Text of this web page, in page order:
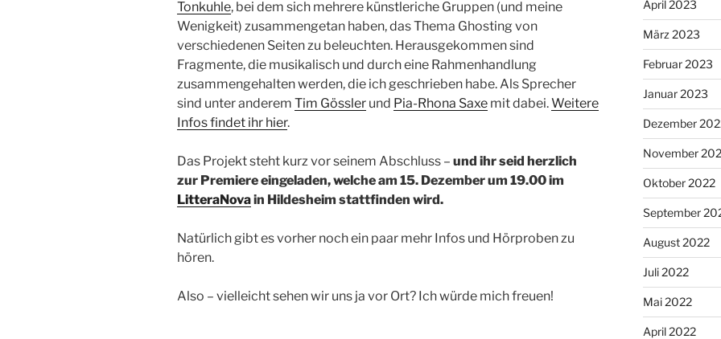
Tonkuhle, bei dem sich mehrere künstleriche Gruppen (und meine
Wenigkeit) zusammengetan haben, das Thema Ghosting von
verschiedenen Seiten zu beleuchten. Herausgekommen sind
Fragmente, die musikalisch und durch eine Rahmenhandlung
zusammengehalten werden, die ich geschrieben habe. Als Sprecher
sind unter anderem Tim Gössler und Pia-Rhona Saxe mit dabei.Weitere
Infos findet ihr hier.
Das Projekt steht kurz vor seinem Abschluss – und ihr seid herzlich
zur Premiere eingeladen, welche am 15. Dezember um 19.00 im
LitteraNovain Hildesheim stattfinden wird.
Natürlich gibt es vorher noch ein paar mehr Infos und Hörproben zu
hören.
Also – vielleicht sehen wir uns ja vor Ort? Ich würde mich freuen!
April 2023
März 2023
Februar 2023
Januar 2023
Dezember
November
Oktober 2022
September
August 2022
Juli 2022
Mai 2022
April 2022